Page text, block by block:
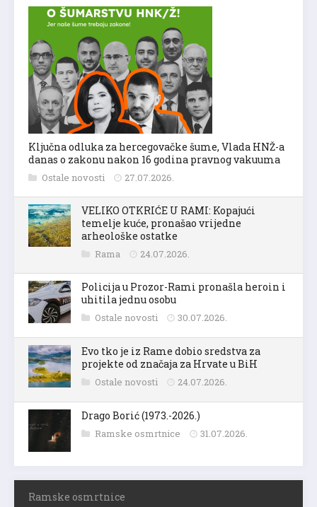
Ključna odluka za hercegovačke šume, Vlada HNŽ-a
danas o zakonu nakon 16 godina pravnog vakuuma
Ostale novosti 27.07.2026.
VELIKO OTKRIĆE U RAMI: Kopajući
temelje kuće, pronašao vrijedne
arheološke ostatke
Rama 24.07.2026.
Policija u Prozor-Rami pronašla heroin i
uhitila jednu osobu
Ostale novosti 30.07.2026.
Evo tko je iz Rame dobio sredstva za
projekte od značaja za Hrvate u BiH
Ostale novosti 24.07.2026.
Drago Borić (1973.-2026.)
Ramske osmrtnice 31.07.2026.
Ramske osmrtnice